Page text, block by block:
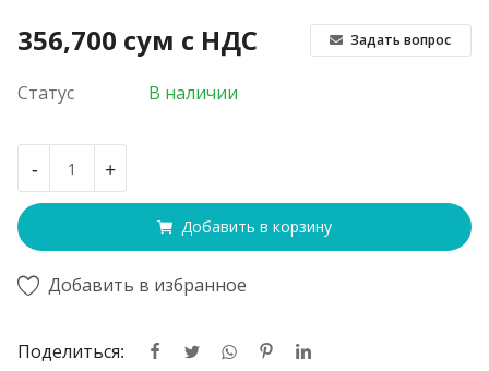
356,700 сум с НДС Задать вопрос
Статус В наличии
- +
Добавить в корзину
Добавить в избранное
Поделиться: